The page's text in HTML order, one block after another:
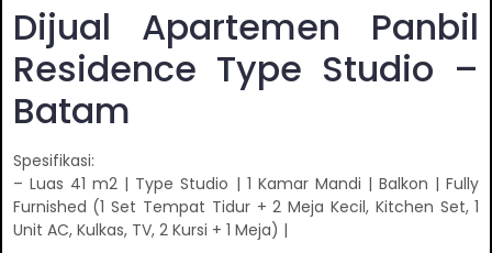
Dijual Apartemen Panbil
Residence Type Studio –
Batam
Spesifikasi:
– Luas 41 m2 | Type Studio | 1 Kamar Mandi | Balkon | Fully
Furnished (1 Set Tempat Tidur + 2 Meja Kecil, Kitchen Set, 1
Unit AC, Kulkas, TV, 2 Kursi + 1 Meja) |